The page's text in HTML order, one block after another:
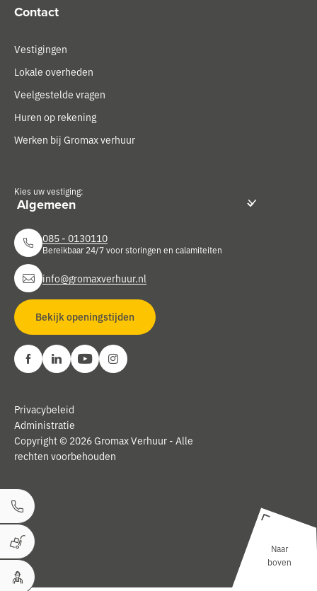
Bel ons
Winkelwagen
Uw Account
Contact
Vestigingen
Lokale overheden
Veelgestelde vragen
Huren op rekening
Werken bij Gromax verhuur
Kies uw vestiging:
085 - 0130110
Bereikbaar 24/7 voor storingen en calamiteiten
info@gromaxverhuur.nl
Bekijk openingstijden
Copyright © 2026 Gromax Verhuur - Alle
rechten voorbehouden
Privacybeleid
Administratie
Naar
boven